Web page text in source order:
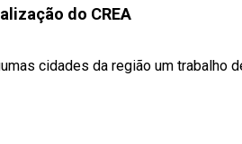
do CREA
cidades da região um trabalho